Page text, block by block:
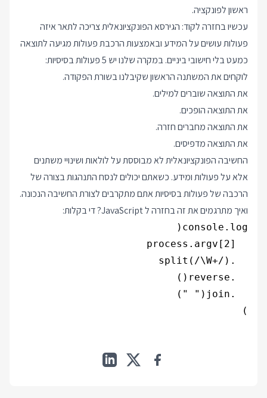
ראשון לפונקציה.
עכשיו בחזרה לקוד: הגירסא הפונקציונאלית צריכה לתאר איזה
פעולות עושים על המידע ובאמצעות הרכבת פעולות מגיעה לתוצאה
כמעט בלי חישובי ביניים. במקרה שלנו יש 5 פעולות בסיסיות:
לוקחים את המשתנה הראשון שקיבלנו בשורת הפקודה.
את התוצאה שוברים למילים.
את התוצאה הופכים.
את התוצאה מחברים חזרה.
את התוצאה מדפיסים.
החשיבה הפונקציונאלית לא מבוססת על לולאות ושינויי משתנים
אלא על פעולות ומידע. כשאתם יכולים לנסח התנהגות בצורה של
הרכבה של פעולות בסיסיות אתם מתקרבים לצורת החשיבה הנכונה.
ואיך מתרגמים את זה בחזרה ל JavaScript? די בקלות:
)